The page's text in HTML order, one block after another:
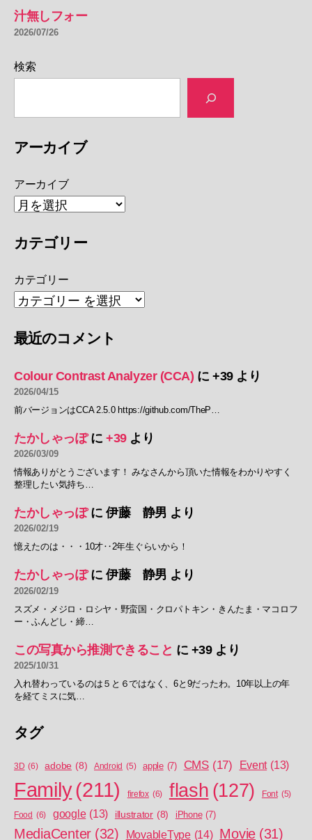
汁無しフォー
2026/07/26
検索
アーカイブ
アーカイブ
カテゴリー
カテゴリー
最近のコメント
Colour Contrast Analyzer (CCA) に+39より
2026/04/15
前バージョンはCCA 2.5.0 https://github.com/TheP…
たかしゃっぽに +39より
2026/03/09
情報ありがとうございます！ みなさんから頂いた情報をわかりやすく
整理したい気持ち…
たかしゃっぽに 伊藤 静男 より
2026/02/19
憶えたのは・・・10才‥2年生ぐらいから！
たかしゃっぽに 伊藤 静男 より
2026/02/19
スズメ・メジロ・ロシヤ・野蛮国・クロパトキン・きんたま・マコロフ
ー・ふんどし・締…
この写真から推測できること に +39より
2025/10/31
入れ替わっているのは５と６ではなく、6と9だったわ。10年以上の年
を経てミスに気…
タグ
3D (6) adobe (8) Android (5) apple (7) CMS (17) Event (13)
Family(211) firefox (6) flash (127) Font (5)
Food (6) google (13) illustrator (8) iPhone (7)
MediaCenter (32) MovableType (14) Movie (31)